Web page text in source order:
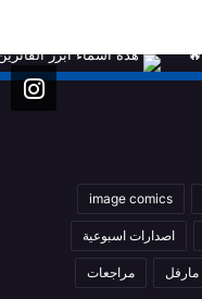
image comics
اصدارات اسبوعية
مارفل مراجعات